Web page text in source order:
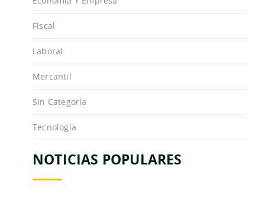
Fiscal
Laboral
Mercantil
Sin Categoría
Tecnología
NOTICIAS POPULARES